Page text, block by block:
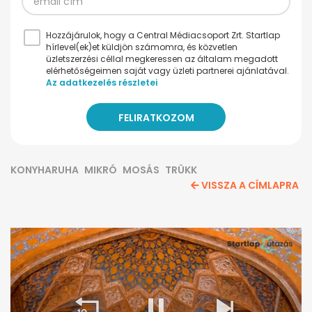
Hozzájárulok, hogy a Central Médiacsoport Zrt. Startlap
hírlevel(ek)et küldjön számomra, és közvetlen
üzletszerzési céllal megkeressen az általam megadott
elérhetőségeimen saját vagy üzleti partnerei ajánlatával.
Az adatkezelés részletei
KONYHARUHA MIKRÓ MOSÁS TRÜKK
VISSZA A CÍMLAPRA